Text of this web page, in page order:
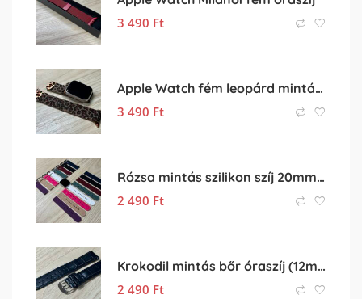
3 490 Ft
Apple Watch fém leopárd mintás szíj
3 490 Ft
Rózsa mintás szilikon szíj 20mm-es órához
2 490 Ft
Krokodil mintás bőr óraszíj (12mm-es befogóval rendelkező órához)
2 490 Ft